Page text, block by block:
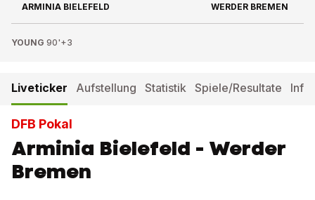
ARMINIA BIELEFELD WERDER BREMEN
YOUNG 90'+3
Liveticker Aufstellung Statistik Spiele/Resultate
DFB Pokal
Arminia Bielefeld - Werder
Bremen